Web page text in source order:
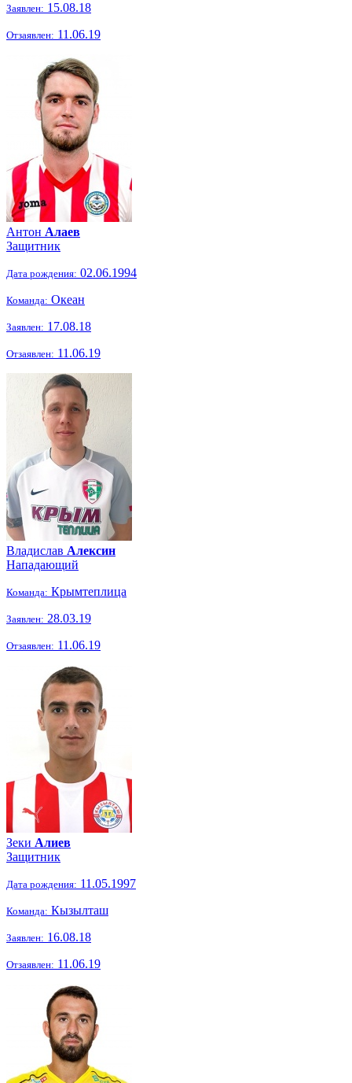
Заявлен: 15.08.18
Отзаявлен: 11.06.19
Антон Алаев
Защитник
Дата рождения: 02.06.1994
Команда: Океан
Заявлен: 17.08.18
Отзаявлен: 11.06.19
Владислав Алексин
Нападающий
Команда: Крымтеплица
Заявлен: 28.03.19
Отзаявлен: 11.06.19
Зеки Алиев
Защитник
Дата рождения: 11.05.1997
Команда: Кызылташ
Заявлен: 16.08.18
Отзаявлен: 11.06.19